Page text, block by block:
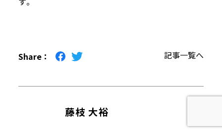
Share 記事一覧へ
藤枝 大裕